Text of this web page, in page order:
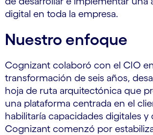
digital en toda la empresa.
Nuestro enfoque
Cognizant colaboró con el CIO
transformación de seis años,
hoja de ruta arquitectónica que
una plataforma centrada en el
habilitaría capacidades digitales y
Cognizant comenzó por